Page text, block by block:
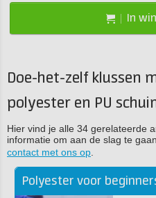
In
Doe-het-zelf klussen
polyester en PU
Hier vind je alle 34 gerelateerde
informatie om aan de slag te
contact met ons op.
Polyester voor